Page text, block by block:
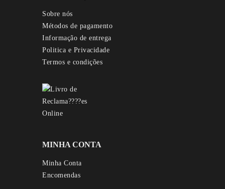
Sobre nós
Métodos de pagamento
Informação de entrega
Politica e Privacidade
Termos e condições
MINHA CONTA
Minha Conta
Encomendas